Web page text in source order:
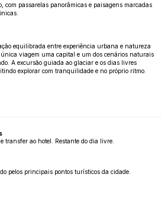
com passarelas panorâmicas e paisagens marcadas
equilibrada entre experiência urbana e natureza
viagem uma capital e um dos cenários naturais
A excursão guiada ao glaciar e os dias livres
explorar com tranquilidade e no próprio ritmo.
transfer ao hotel. Restante do dia livre.
pelos principais pontos turísticos da cidade.